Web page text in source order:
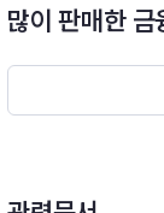
mited”사에 위탁
x (원화환산) ×
많이 판매한 금